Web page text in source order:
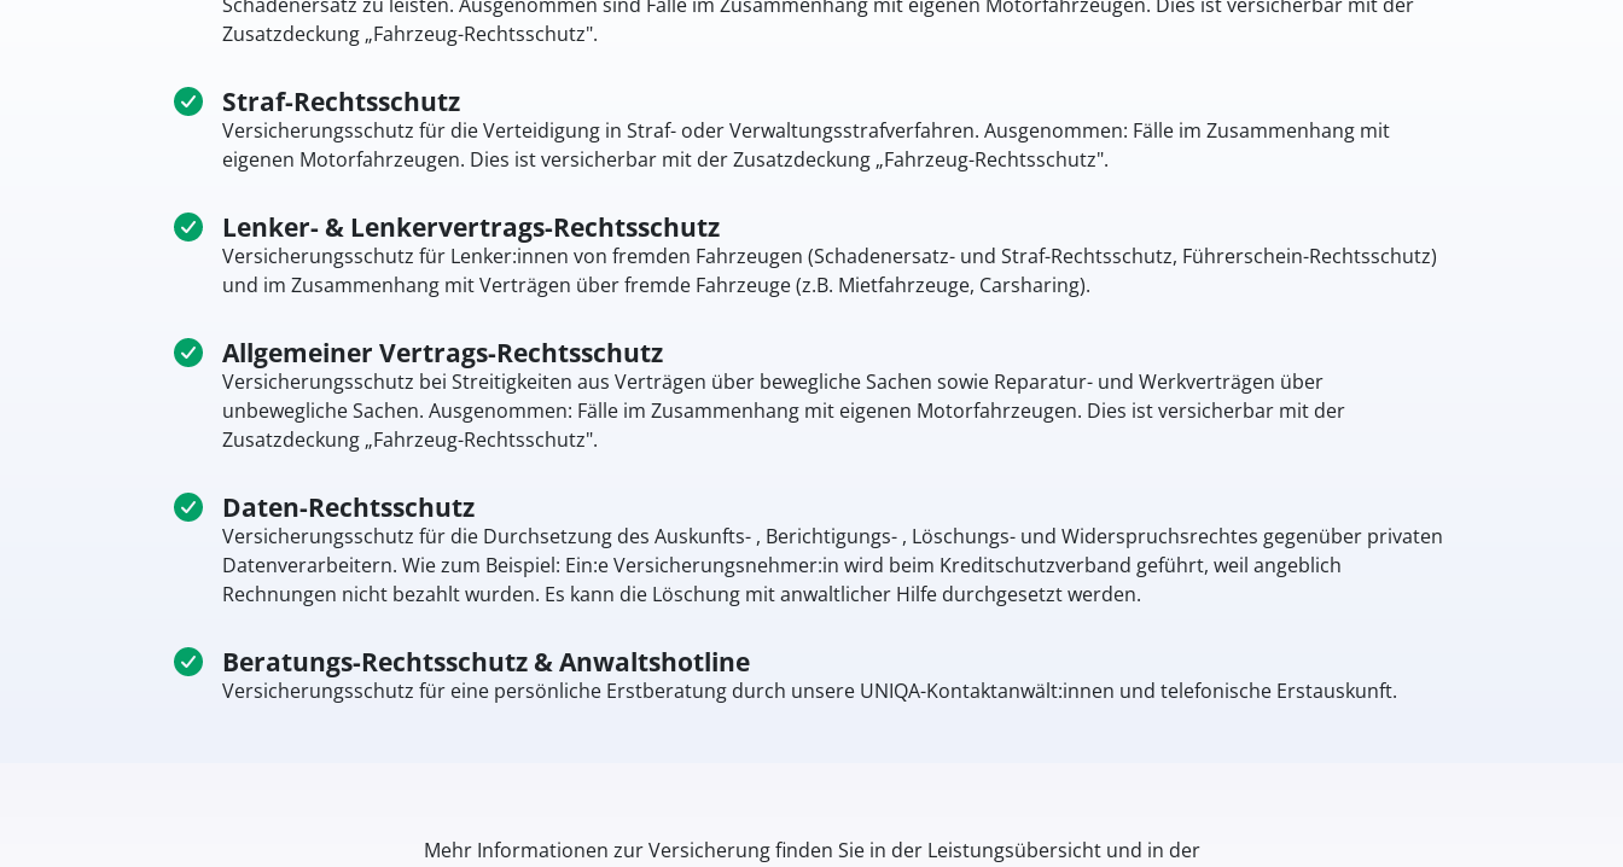
Zusatzdeckung „Fahrzeug-Rechtsschutz".
Straf-Rechtsschutz
Versicherungsschutz für die Verteidigung in Straf- oder Verwaltungsstrafverfahren. Ausgenommen: Fälle im Zusammenhang mit
eigenen Motorfahrzeugen. Dies ist versicherbar mit der Zusatzdeckung „Fahrzeug-Rechtsschutz".
Lenker- & Lenkervertrags-Rechtsschutz
Versicherungsschutz für Lenker:innen von fremden Fahrzeugen (Schadenersatz- und Straf-Rechtsschutz, Führerschein-Rechtsschutz)
und im Zusammenhang mit Verträgen über fremde Fahrzeuge (z.B. Mietfahrzeuge, Carsharing).
Allgemeiner Vertrags-Rechtsschutz
Versicherungsschutz bei Streitigkeiten aus Verträgen über bewegliche Sachen sowie Reparatur- und Werkverträgen über
unbewegliche Sachen. Ausgenommen: Fälle im Zusammenhang mit eigenen Motorfahrzeugen. Dies ist versicherbar mit der
Zusatzdeckung „Fahrzeug-Rechtsschutz".
Daten-Rechtsschutz
Versicherungsschutz für die Durchsetzung des Auskunfts- , Berichtigungs- , Löschungs- und Widerspruchsrechtes gegenüber privaten
Datenverarbeitern. Wie zum Beispiel: Ein:e Versicherungsnehmer:in wird beim Kreditschutzverband geführt, weil angeblich
Rechnungen nicht bezahlt wurden. Es kann die Löschung mit anwaltlicher Hilfe durchgesetzt werden.
Beratungs-Rechtsschutz & Anwaltshotline
Versicherungsschutz für eine persönliche Erstberatung durch unsere UNIQA-Kontaktanwält:innen und telefonische Erstauskunft.
Mehr Informationen zur Versicherung finden Sie in der Leistungsübersicht und in der